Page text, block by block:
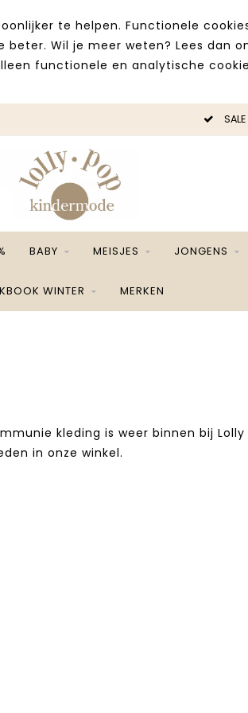
te helpen. Functionele
Wil je meer weten? Lees dan
functionele en analytische
BABY MEISJES JONGENS
WINTER MERKEN
kleding is weer binnen bij Lolly
in onze winkel.